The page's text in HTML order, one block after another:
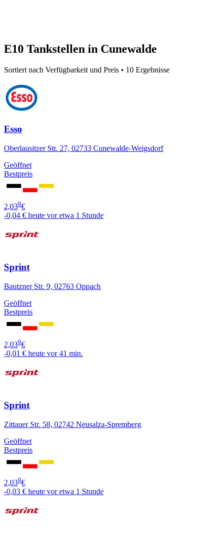
E10 Tankstellen in Cunewalde
Sortiert nach Verfügbarkeit und Preis • 10 Ergebnisse
Esso
Oberlausitzer Str. 27, 02733 Cunewalde-Weigsdorf
Geöffnet
Bestpreis
2,039€
-0,04 € heute vor etwa 1 Stunde
Sprint
Bautzner Str. 9, 02763 Oppach
Geöffnet
Bestpreis
2,039€
-0,01 € heute vor 41 min.
Sprint
Zittauer Str. 58, 02742 Neusalza-Spremberg
Geöffnet
Bestpreis
2,039€
-0,03 € heute vor etwa 1 Stunde